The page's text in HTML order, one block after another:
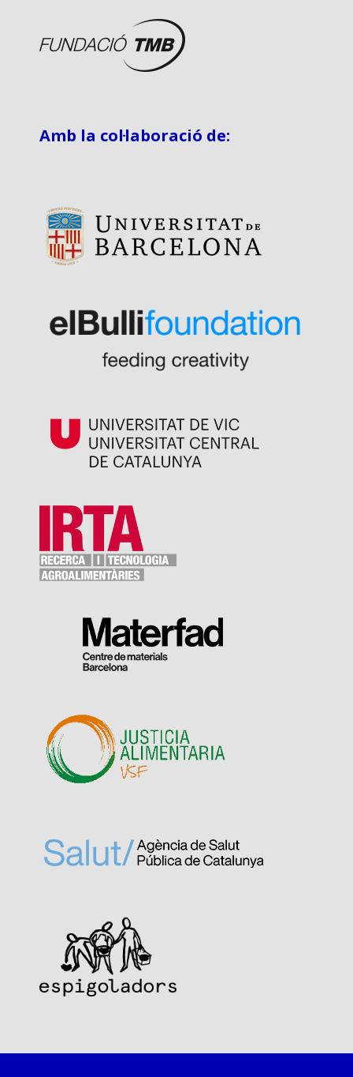
Amb la col·laboració de: